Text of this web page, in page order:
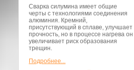
Сварка силумина имеет общие
черты с технологиями соединения
алюминия. Кремний,
присутствующий в сплаве, улучшает
прочность, но в процессе нагрева он
увеличивает риск образования
трещин.
Подробнее...